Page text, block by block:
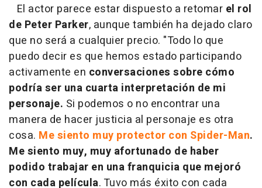
El actor parece estar dispuesto a retomar el rol
de Peter Parker, aunque también ha dejado claro
que no será a cualquier precio. "Todo lo que
puedo decir es que hemos estado participando
activamente en conversaciones sobre cómo
podría ser una cuarta interpretación de mi
personaje. Si podemos o no encontrar una
manera de hacer justicia al personaje es otra
cosa. Me siento muy protector con Spider-Man.
Me siento muy, muy afortunado de haber
podido trabajar en una franquicia que mejoró
con cada película. Tuvo más éxito con cada